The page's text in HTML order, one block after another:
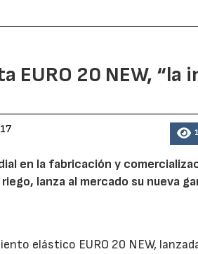
EURO 20 NEW, “la
en la fabricación y
lanza al mercado su nueva
elástico EURO 20 NEW,